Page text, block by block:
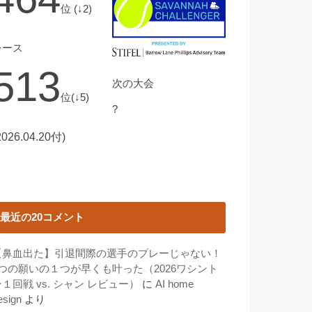
位 (↓2)
ース
位(↓5)
付)
次の大会
?
最近の20コメント
鼻血出た】引退間際の選手のプレーじゃない！
の願いの１つが早くも叶った（2026ワシント
１回戦 vs. シャン レビュー）
に AI home
より